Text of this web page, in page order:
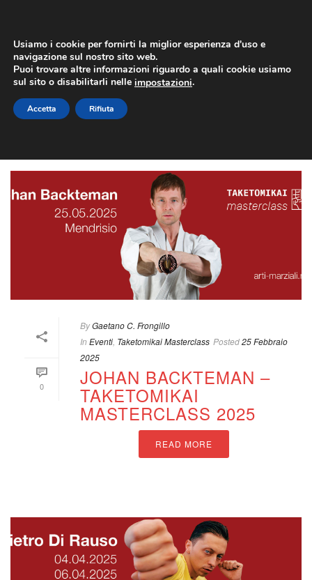
ARCHIVES
0
ByGaetano C. Frongillo
In Eventi Taketomikai Masterclass Posted25 Febbraio
2025
JOHAN BACKTEMAN –
TAKETOMIKAI
MASTERCLASS 2025
READ MORE
Usiamo i cookie per fornirti la miglior esperienza d'uso e
navigazione sul nostro sito web.
Puoi trovare altre informazioni riguardo a quali cookie usiamo
sul sito o disabilitarli nelle impostazioni.
Accetta Rifiuta